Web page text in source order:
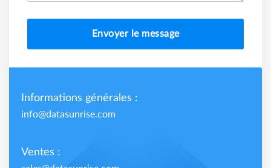
Envoyer le message
Informations générales :
info@datasunrise.com
Ventes :